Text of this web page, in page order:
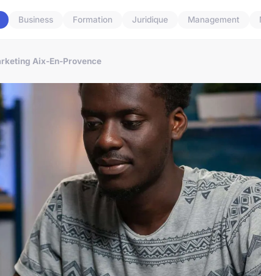
Business Formation Juridique Management
Aix-En-Provence